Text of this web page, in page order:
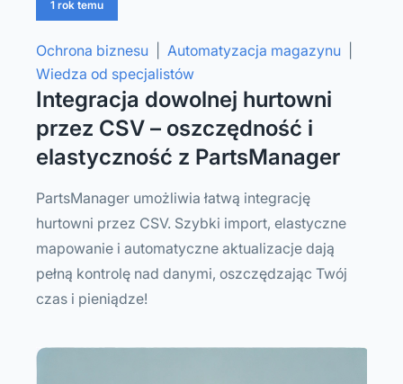
1 rok temu
Ochrona biznesu Automatyzacja magazynu
Wiedza od specjalistów
Integracja dowolnej hurtowni
przez CSV – oszczędność i
elastyczność z PartsManager
PartsManager umożliwia łatwą integrację
hurtowni przez CSV. Szybki import, elastyczne
mapowanie i automatyczne aktualizacje dają
pełną kontrolę nad danymi, oszczędzając Twój
czas i pieniądze!